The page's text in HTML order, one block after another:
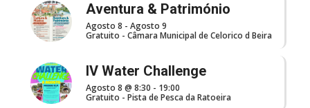
Aventura & Património
Agosto 8 - Agosto 9
Gratuito - Câmara Municipal de Celorico d Beira
IV Water Challenge
Agosto 8 @ 8:30 - 19:00
Gratuito - Pista de Pesca da Ratoeira